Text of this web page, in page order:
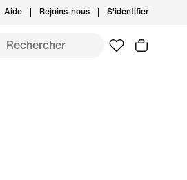
Aide Rejoins-nous S'identifier